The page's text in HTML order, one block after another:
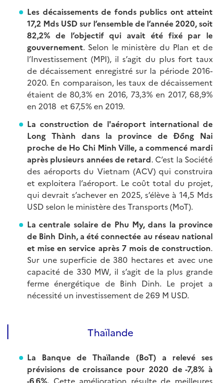
Les décaissements de fonds publics ont atteint
17,2 Mds USD sur l’ensemble de l’année 2020, soit
82,2% de l’objectif qui avait été fixé par le
gouvernement. Selon le ministère du Plan et de
l’Investissement (MPI), il s’agit du plus fort taux
de décaissement enregistré sur la période 2016-
2020. En comparaison, les taux de décaissement
étaient de 80,3% en 2016, 73,3% en 2017, 68,9%
en 2018 et 67,5% en 2019.
La construction de l'aéroport international de
Long Thành dans la province de Đồng Nai
proche de Ho Chi Minh Ville, a commencé mardi
après plusieurs années de retard. C’est la Société
des aéroports du Vietnam (ACV) qui construira
et exploitera l’aéroport. Le coût total du projet,
qui devrait s’achever en 2025, s’élève à 14,5 Mds
USD selon le ministère des Transports (MoT).
La centrale solaire de Phu My, dans la province
de Binh Dinh, a été connectée au réseau national
et mise en service après 7 mois de construction.
Sur une superficie de 380 hectares et avec une
capacité de 330 MW, il s’agit de la plus grande
ferme énergétique de Binh Dinh. Le projet a
nécessité un investissement de 269 M USD.
Thaïlande
La Banque de Thaïlande (BoT) a relevé ses
prévisions de croissance pour 2020 de -7,8% à
-6,6%. Cette amélioration résulte de meilleures